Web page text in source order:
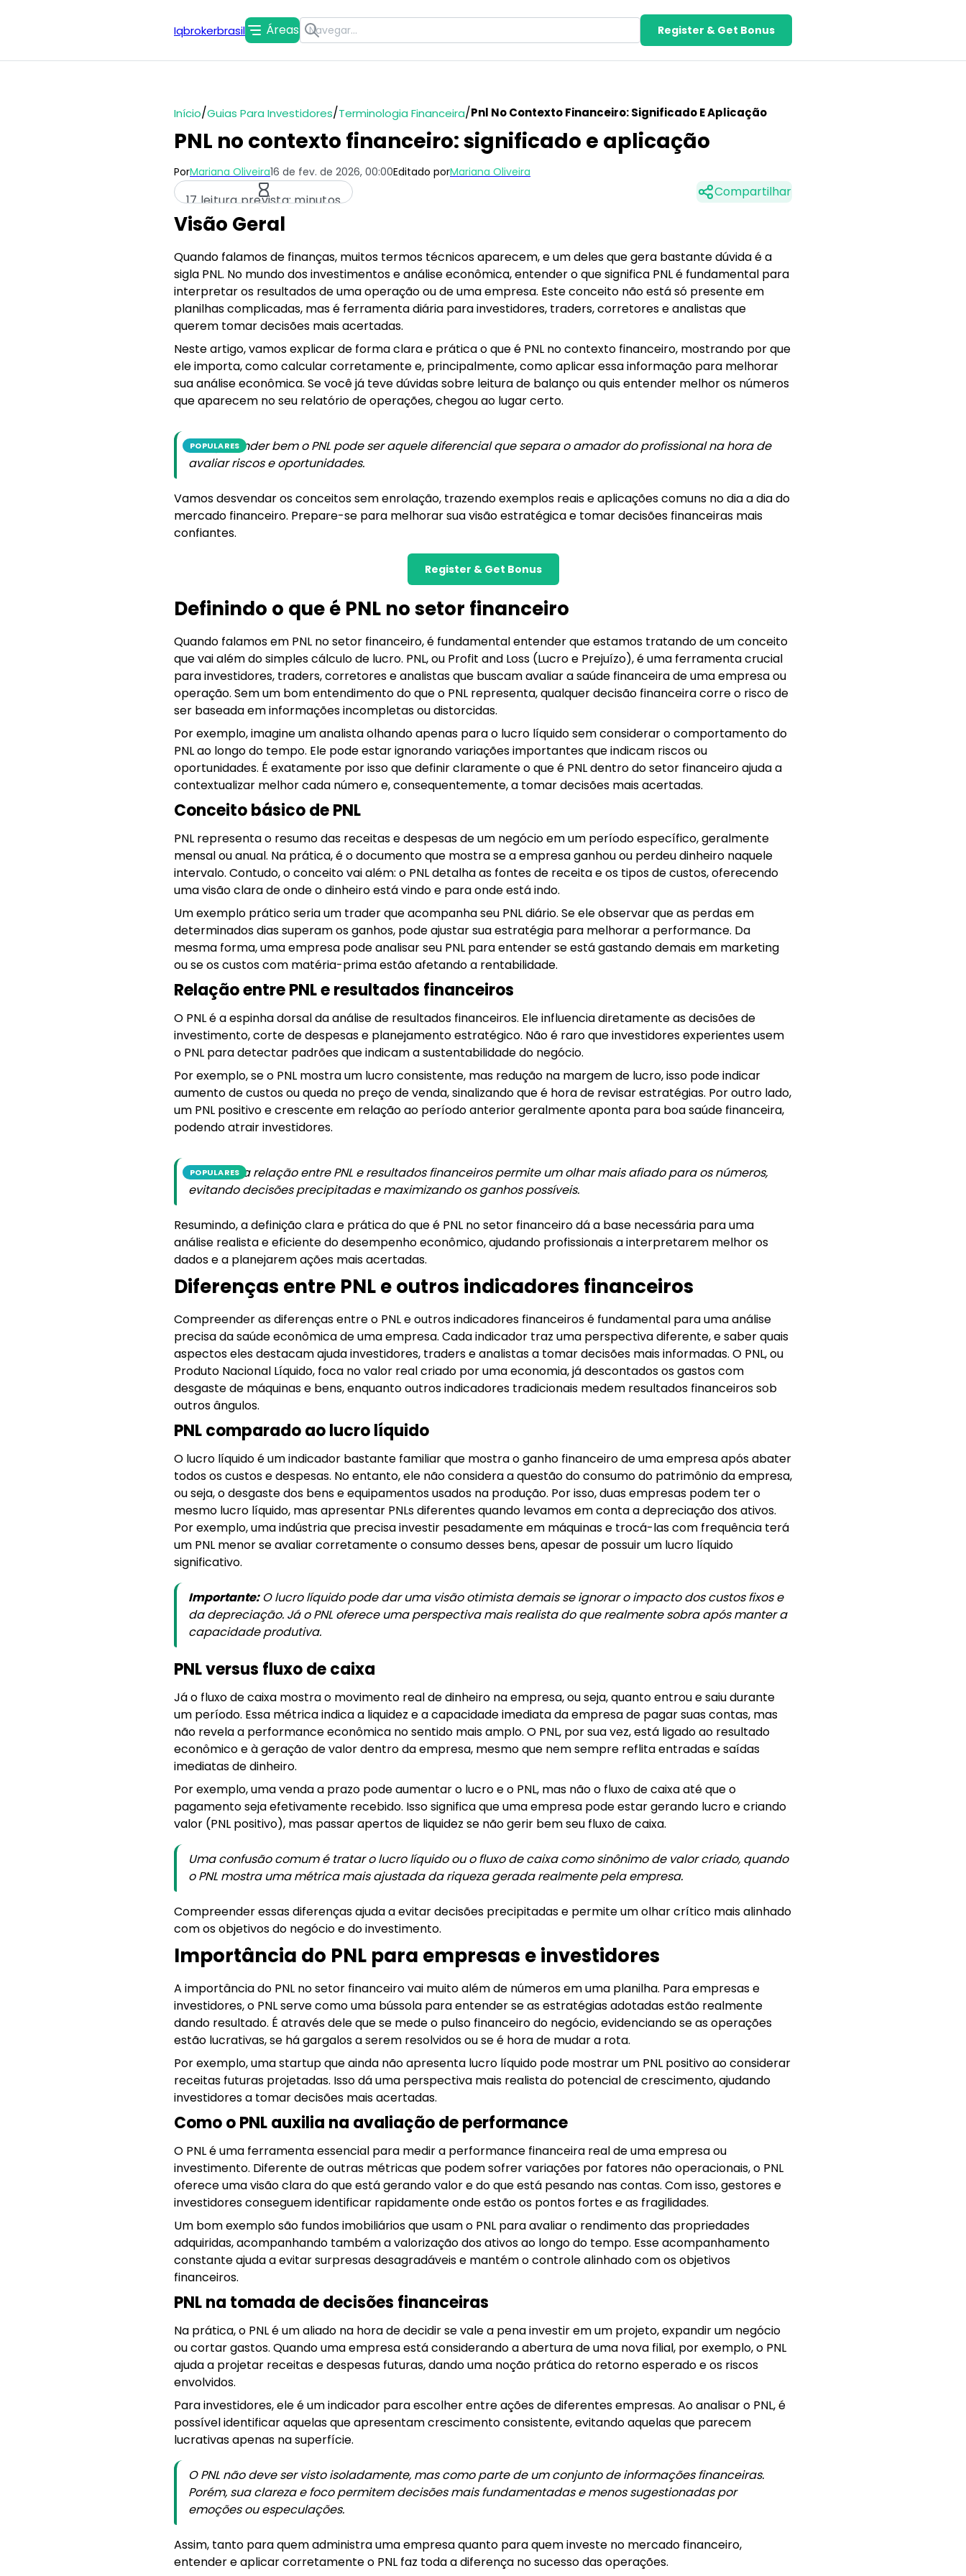
Iqbrokerbrasil Áreas Register & Get Bonus
Início/Guias Para Investidores/Terminologia Financeira/Pnl No Contexto Financeiro: Significado E Aplicação
PNL no contexto financeiro: significado e aplicação
PorMariana Oliveira16 de fev. de 2026, 00:00Editado porMariana Oliveira
17 leitura prevista: minutos
Compartilhar
Visão Geral
Quando falamos de finanças, muitos termos técnicos aparecem, e um deles que gera bastante dúvida é a
sigla PNL. No mundo dos investimentos e análise econômica, entender o que significa PNL é fundamental para
interpretar os resultados de uma operação ou de uma empresa. Este conceito não está só presente em
planilhas complicadas, mas é ferramenta diária para investidores, traders, corretores e analistas que
querem tomar decisões mais acertadas.
Neste artigo, vamos explicar de forma clara e prática o que é PNL no contexto financeiro, mostrando por que
ele importa, como calcular corretamente e, principalmente, como aplicar essa informação para melhorar
sua análise econômica. Se você já teve dúvidas sobre leitura de balanço ou quis entender melhor os números
que aparecem no seu relatório de operações, chegou ao lugar certo.
POPULARES
Compreender bem o PNL pode ser aquele diferencial que separa o amador do profissional na hora de
avaliar riscos e oportunidades.
Vamos desvendar os conceitos sem enrolação, trazendo exemplos reais e aplicações comuns no dia a dia do
mercado financeiro. Prepare-se para melhorar sua visão estratégica e tomar decisões financeiras mais
confiantes.
Register & Get Bonus
Definindo o que é PNL no setor financeiro
Quando falamos em PNL no setor financeiro, é fundamental entender que estamos tratando de um conceito
que vai além do simples cálculo de lucro. PNL, ou Profit and Loss (Lucro e Prejuízo), é uma ferramenta crucial
para investidores, traders, corretores e analistas que buscam avaliar a saúde financeira de uma empresa ou
operação. Sem um bom entendimento do que o PNL representa, qualquer decisão financeira corre o risco de
ser baseada em informações incompletas ou distorcidas.
Por exemplo, imagine um analista olhando apenas para o lucro líquido sem considerar o comportamento do
PNL ao longo do tempo. Ele pode estar ignorando variações importantes que indicam riscos ou
oportunidades. É exatamente por isso que definir claramente o que é PNL dentro do setor financeiro ajuda a
contextualizar melhor cada número e, consequentemente, a tomar decisões mais acertadas.
Conceito básico de PNL
PNL representa o resumo das receitas e despesas de um negócio em um período específico, geralmente
mensal ou anual. Na prática, é o documento que mostra se a empresa ganhou ou perdeu dinheiro naquele
intervalo. Contudo, o conceito vai além: o PNL detalha as fontes de receita e os tipos de custos, oferecendo
uma visão clara de onde o dinheiro está vindo e para onde está indo.
Um exemplo prático seria um trader que acompanha seu PNL diário. Se ele observar que as perdas em
determinados dias superam os ganhos, pode ajustar sua estratégia para melhorar a performance. Da
mesma forma, uma empresa pode analisar seu PNL para entender se está gastando demais em marketing
ou se os custos com matéria-prima estão afetando a rentabilidade.
Relação entre PNL e resultados financeiros
O PNL é a espinha dorsal da análise de resultados financeiros. Ele influencia diretamente as decisões de
investimento, corte de despesas e planejamento estratégico. Não é raro que investidores experientes usem
o PNL para detectar padrões que indicam a sustentabilidade do negócio.
Por exemplo, se o PNL mostra um lucro consistente, mas redução na margem de lucro, isso pode indicar
aumento de custos ou queda no preço de venda, sinalizando que é hora de revisar estratégias. Por outro lado,
um PNL positivo e crescente em relação ao período anterior geralmente aponta para boa saúde financeira,
podendo atrair investidores.
POPULARES
Entender a relação entre PNL e resultados financeiros permite um olhar mais afiado para os números,
evitando decisões precipitadas e maximizando os ganhos possíveis.
Resumindo, a definição clara e prática do que é PNL no setor financeiro dá a base necessária para uma
análise realista e eficiente do desempenho econômico, ajudando profissionais a interpretarem melhor os
dados e a planejarem ações mais acertadas.
Diferenças entre PNL e outros indicadores financeiros
Compreender as diferenças entre o PNL e outros indicadores financeiros é fundamental para uma análise
precisa da saúde econômica de uma empresa. Cada indicador traz uma perspectiva diferente, e saber quais
aspectos eles destacam ajuda investidores, traders e analistas a tomar decisões mais informadas. O PNL, ou
Produto Nacional Líquido, foca no valor real criado por uma economia, já descontados os gastos com
desgaste de máquinas e bens, enquanto outros indicadores tradicionais medem resultados financeiros sob
outros ângulos.
PNL comparado ao lucro líquido
O lucro líquido é um indicador bastante familiar que mostra o ganho financeiro de uma empresa após abater
todos os custos e despesas. No entanto, ele não considera a questão do consumo do patrimônio da empresa,
ou seja, o desgaste dos bens e equipamentos usados na produção. Por isso, duas empresas podem ter o
mesmo lucro líquido, mas apresentar PNLs diferentes quando levamos em conta a depreciação dos ativos.
Por exemplo, uma indústria que precisa investir pesadamente em máquinas e trocá-las com frequência terá
um PNL menor se avaliar corretamente o consumo desses bens, apesar de possuir um lucro líquido
significativo.
Importante:O lucro líquido pode dar uma visão otimista demais se ignorar o impacto dos custos fixos e
da depreciação. Já o PNL oferece uma perspectiva mais realista do que realmente sobra após manter a
capacidade produtiva.
PNL versus fluxo de caixa
Já o fluxo de caixa mostra o movimento real de dinheiro na empresa, ou seja, quanto entrou e saiu durante
um período. Essa métrica indica a liquidez e a capacidade imediata da empresa de pagar suas contas, mas
não revela a performance econômica no sentido mais amplo. O PNL, por sua vez, está ligado ao resultado
econômico e à geração de valor dentro da empresa, mesmo que nem sempre reflita entradas e saídas
imediatas de dinheiro.
Por exemplo, uma venda a prazo pode aumentar o lucro e o PNL, mas não o fluxo de caixa até que o
pagamento seja efetivamente recebido. Isso significa que uma empresa pode estar gerando lucro e criando
valor (PNL positivo), mas passar apertos de liquidez se não gerir bem seu fluxo de caixa.
Uma confusão comum é tratar o lucro líquido ou o fluxo de caixa como sinônimo de valor criado, quando
o PNL mostra uma métrica mais ajustada da riqueza gerada realmente pela empresa.
Compreender essas diferenças ajuda a evitar decisões precipitadas e permite um olhar crítico mais alinhado
com os objetivos do negócio e do investimento.
Importância do PNL para empresas e investidores
A importância do PNL no setor financeiro vai muito além de números em uma planilha. Para empresas e
investidores, o PNL serve como uma bússola para entender se as estratégias adotadas estão realmente
dando resultado. É através dele que se mede o pulso financeiro do negócio, evidenciando se as operações
estão lucrativas, se há gargalos a serem resolvidos ou se é hora de mudar a rota.
Por exemplo, uma startup que ainda não apresenta lucro líquido pode mostrar um PNL positivo ao considerar
receitas futuras projetadas. Isso dá uma perspectiva mais realista do potencial de crescimento, ajudando
investidores a tomar decisões mais acertadas.
Como o PNL auxilia na avaliação de performance
O PNL é uma ferramenta essencial para medir a performance financeira real de uma empresa ou
investimento. Diferente de outras métricas que podem sofrer variações por fatores não operacionais, o PNL
oferece uma visão clara do que está gerando valor e do que está pesando nas contas. Com isso, gestores e
investidores conseguem identificar rapidamente onde estão os pontos fortes e as fragilidades.
Um bom exemplo são fundos imobiliários que usam o PNL para avaliar o rendimento das propriedades
adquiridas, acompanhando também a valorização dos ativos ao longo do tempo. Esse acompanhamento
constante ajuda a evitar surpresas desagradáveis e mantém o controle alinhado com os objetivos
financeiros.
PNL na tomada de decisões financeiras
Na prática, o PNL é um aliado na hora de decidir se vale a pena investir em um projeto, expandir um negócio
ou cortar gastos. Quando uma empresa está considerando a abertura de uma nova filial, por exemplo, o PNL
ajuda a projetar receitas e despesas futuras, dando uma noção prática do retorno esperado e os riscos
envolvidos.
Para investidores, ele é um indicador para escolher entre ações de diferentes empresas. Ao analisar o PNL, é
possível identificar aquelas que apresentam crescimento consistente, evitando aquelas que parecem
lucrativas apenas na superfície.
O PNL não deve ser visto isoladamente, mas como parte de um conjunto de informações financeiras.
Porém, sua clareza e foco permitem decisões mais fundamentadas e menos sugestionadas por
emoções ou especulações.
Assim, tanto para quem administra uma empresa quanto para quem investe no mercado financeiro,
entender e aplicar corretamente o PNL faz toda a diferença no sucesso das operações.